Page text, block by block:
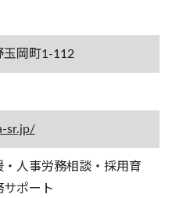
玉岡町1-112
sr.jp/
人事労務相談・採用育
サポート